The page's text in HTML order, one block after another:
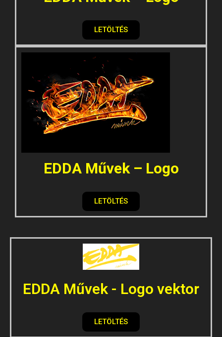
LETÖLTÉS
EDDA Művek – Logo
LETÖLTÉS
EDDA Művek - Logo vektor
LETÖLTÉS